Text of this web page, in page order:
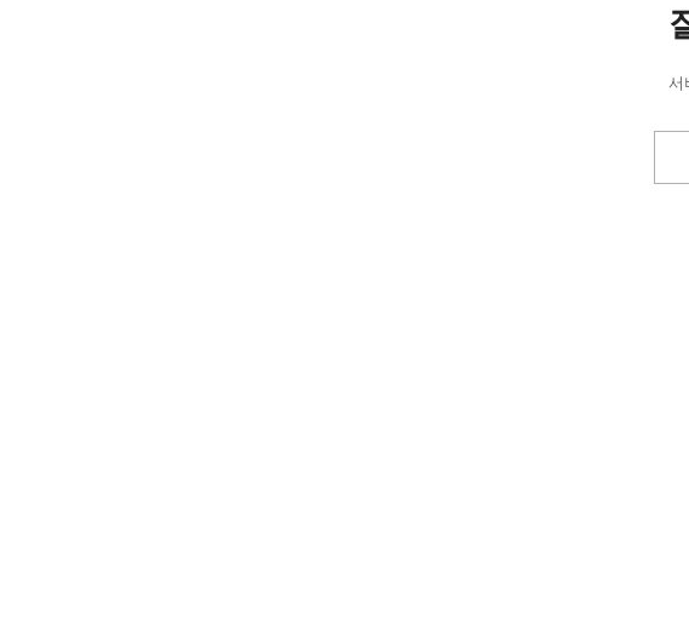
서